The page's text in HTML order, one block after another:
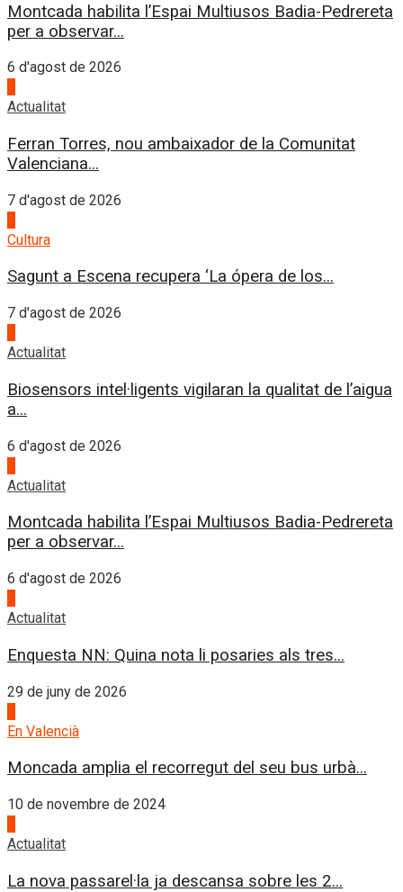
Montcada habilita l’Espai Multiusos Badia-Pedrereta
per a observar...
6 d'agost de 2026
Actualitat
Ferran Torres, nou ambaixador de la Comunitat
Valenciana...
7 d'agost de 2026
Cultura
Sagunt a Escena recupera ‘La ópera de los...
7 d'agost de 2026
Actualitat
Biosensors intel·ligents vigilaran la qualitat de l’aigua
a...
6 d'agost de 2026
Actualitat
Montcada habilita l’Espai Multiusos Badia-Pedrereta
per a observar...
6 d'agost de 2026
Actualitat
Enquesta NN: Quina nota li posaries als tres...
29 de juny de 2026
En Valencià
Moncada amplia el recorregut del seu bus urbà...
10 de novembre de 2024
Actualitat
La nova passarel·la ja descansa sobre les 2...